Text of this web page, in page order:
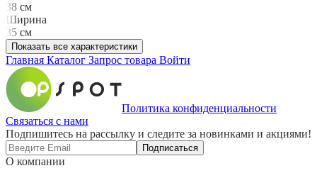
38 см
Ширина
35 см
Показать все характеристики
Главная Каталог Запрос товара Войти
Политика конфиденциальности
Связаться с нами
Подпишитесь на рассылку и следите за новинками и акциями!
Подписаться
О компании